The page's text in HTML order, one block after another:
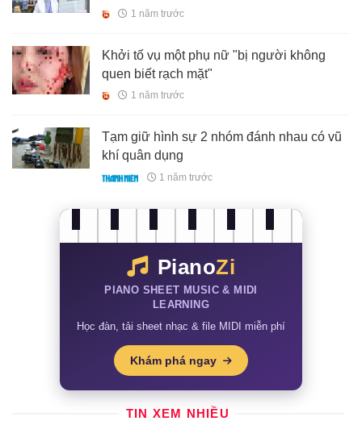
1 năm trước
Khởi tố vụ một phụ nữ "bị người không
quen biết rạch mặt"
1 năm trước
Tạm giữ hình sự 2 nhóm đánh nhau có vũ
khí quân dụng
1 năm trước
PianoZi
PIANO SHEET MUSIC & MIDI
LEARNING
Học đàn, tải sheet nhạc & file MIDI miễn phí
Khám phá ngay
TIN XEM NHIỀU